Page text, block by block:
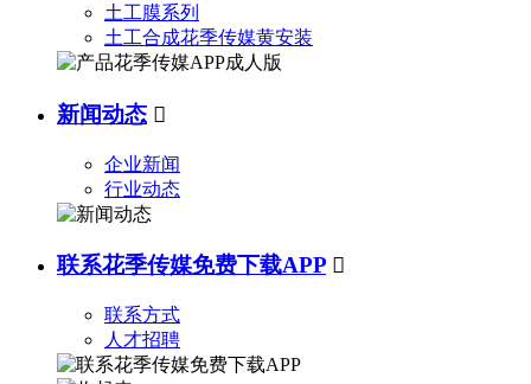
土工膜系列
土工合成花季传媒黄安装
新闻动态 
企业新闻
行业动态
联系花季传媒免费下载APP 
联系方式
人才招聘